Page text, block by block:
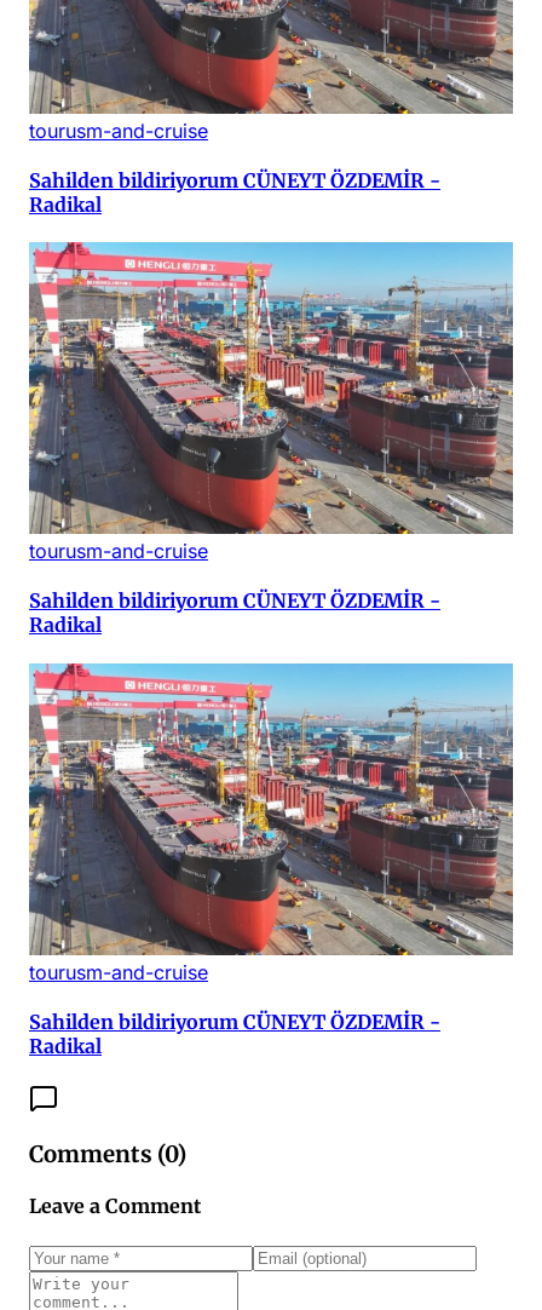
tourusm-and-cruise
Sahilden bildiriyorum CÜNEYT ÖZDEMİR -
Radikal
tourusm-and-cruise
Sahilden bildiriyorum CÜNEYT ÖZDEMİR -
Radikal
tourusm-and-cruise
Sahilden bildiriyorum CÜNEYT ÖZDEMİR -
Radikal
Comments (0)
Leave a Comment